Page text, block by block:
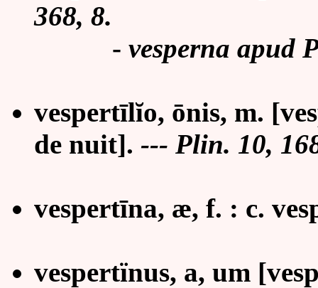
368, 8.
- vesperna apud
vespertīlĭo, ōnis, m.
de nuit]. --- Plin. 10,
vespertīna, æ, f. : c.
vespertïnus, a, um